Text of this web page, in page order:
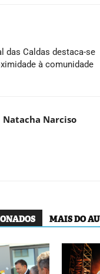
das Caldas destaca-se
à comunidade
Natacha Narciso
MAIS DO